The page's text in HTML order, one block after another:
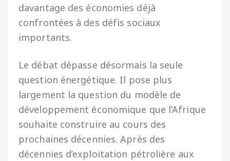
davantage des économies déjà
confrontées à des défis sociaux
importants.
Le débat dépasse désormais la seule
question énergétique. Il pose plus
largement la question du modèle de
développement économique que l’Afrique
souhaite construire au cours des
prochaines décennies. Après des
décennies d’exploitation pétrolière aux